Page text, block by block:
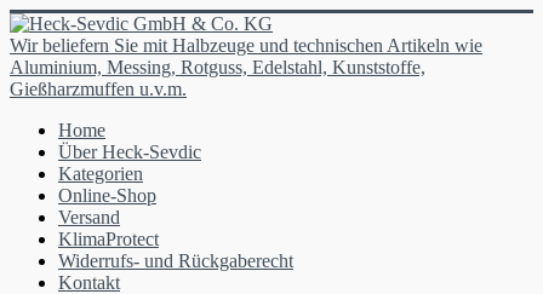
Wir beliefern Sie mit Halbzeuge und technischen Artikeln wie
Aluminium, Messing, Rotguss, Edelstahl, Kunststoffe,
Gießharzmuffen u.v.m.
Home
Über Heck-Sevdic
Kategorien
Online-Shop
Versand
KlimaProtect
Widerrufs- und Rückgaberecht
Kontakt